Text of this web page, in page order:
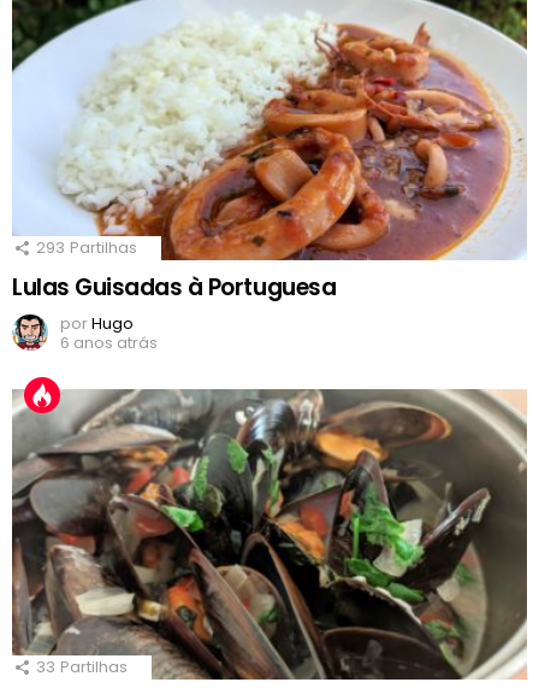
293 Partilhas
Lulas Guisadas à Portuguesa
porHugo
6 anos atrás
33 Partilhas